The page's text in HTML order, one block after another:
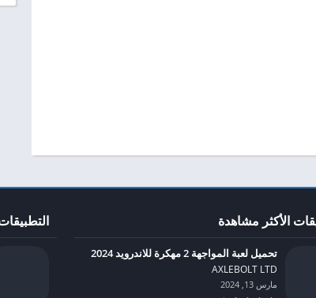
الأكثر مشاهدة
تحميل لعبة المواجهة 2 مهكرة للاندرويد 2024
AXLEBOLT LTD‏
مارس 13, 2024